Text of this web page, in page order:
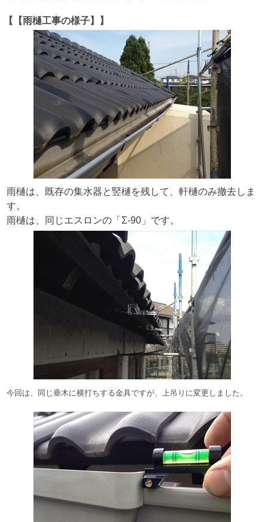
【【雨樋工事の様子】】
雨樋は、既存の集水器と竪樋を残して、軒樋のみ撤去しま
す。
雨樋は、同じエスロンの「Σ-90」です。
今回は、同じ垂木に横打ちする金具ですが、上吊りに変更しました。